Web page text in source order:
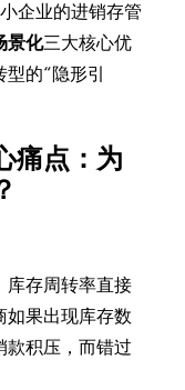
企业的进销存管
景化三大核心优
的“隐形引
痛点：为
库存周转率直接
如果出现库存数
款积压，而错过